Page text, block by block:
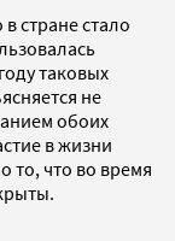
в стране стало
таковых
не
обоих
в жизни
то, что во время